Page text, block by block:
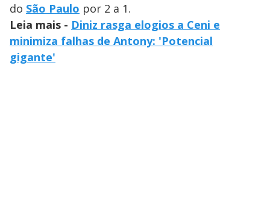
do São Paulo por 2 a 1.
Leia mais - Diniz rasga elogios a Ceni e
minimiza falhas de Antony: 'Potencial
gigante'